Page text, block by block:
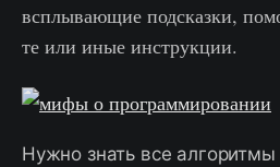
всплывающие подсказки,
те или иные инструкции.
Нужно знать все алгоритмы